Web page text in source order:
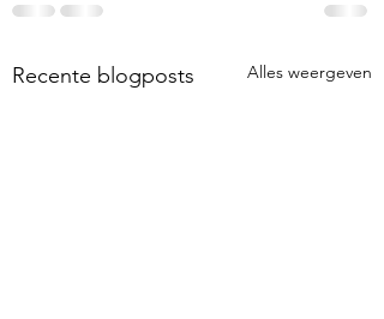
Recente blogposts Alles weergeven